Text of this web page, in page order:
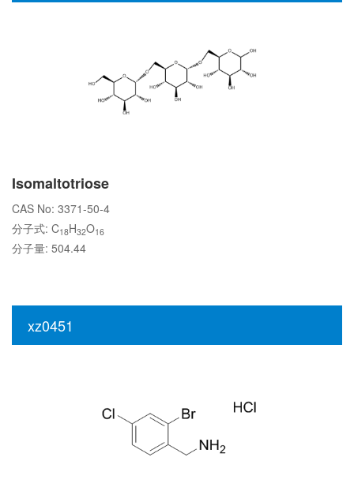
Isomaltotriose
CAS No: 3371-50-4
分子式: C18H32O16
分子量: 504.44
xz0451